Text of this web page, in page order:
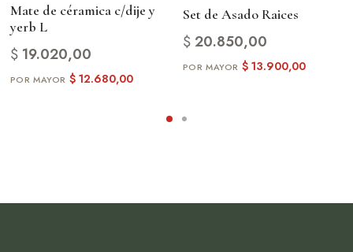
Mate de céramica c/dije y
yerb L
$19.020,00
$12.680,00
Set de Asado Raices
$20.850,00
$13.900,00